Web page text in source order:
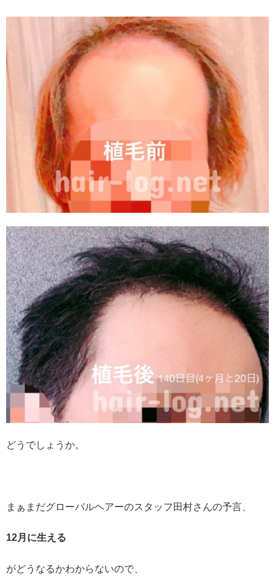
どうでしょうか。
まぁまだグローバルヘアーのスタッフ田村さんの予言、
12月に生える
がどうなるかわからないので、